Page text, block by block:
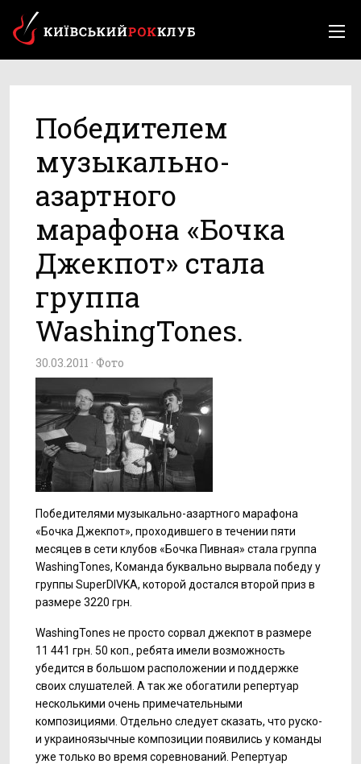
Победителем
музыкально-
азартного
марафона «Бочка
Джекпот» стала
группа
WashingTones.
30.03.2011 · Фото
Победителями музыкально-азартного марафона
«Бочка Джекпот», проходившего в течении пяти
месяцев в сети клубов «Бочка Пивная» стала группа
WashingTones, Команда буквально вырвала победу у
группы SuperDIVKA, которой достался второй приз в
размере 3220 грн.
WashingTones не просто сорвал джекпот в размере
11 441 грн. 50 коп., ребята имели возможность
убедится в большом расположении и поддержке
своих слушателей. А так же обогатили репертуар
несколькими очень примечательными
композициями. Отдельно следует сказать, что руско-
и украиноязычные композиции появились у команды
уже только во время соревнований. Репертуар